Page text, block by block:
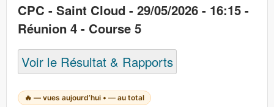
CPC - Saint Cloud - 29/05/2026 - 16:15 -
Réunion 4 - Course 5
Voir le Résultat & Rapports
🔥— vues aujourd’hui •— au total